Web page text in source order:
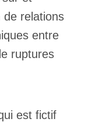
de relations
entre
ruptures
est fictif